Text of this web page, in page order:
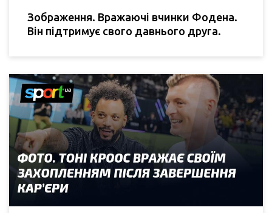
Зображення. Вражаючі вчинки Фодена.
Він підтримує свого давнього друга.